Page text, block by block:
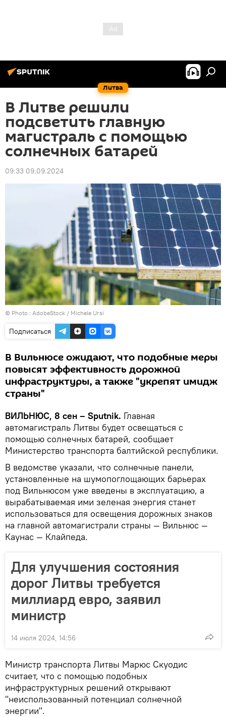
Литва
В Литве решили
подсветить главную
магистраль с помощью
солнечных батарей
09:33 09.09.2024
© Photo : AdobeStock / Michele Ursi
Подписаться
В Вильнюсе ожидают, что подобные меры
повысят эффективность дорожной
инфраструктуры, а также "укрепят имидж
страны"
ВИЛЬНЮС, 8 сен – Sputnik. Главная
автомагистраль Литвы будет освещаться с
помощью солнечных батарей, сообщает
Министерство транспорта балтийской республики.
В ведомстве указали, что солнечные панели,
установленные на шумопоглощающих барьерах
под Вильнюсом уже введены в эксплуатацию, а
вырабатываемая ими зеленая энергия станет
использоваться для освещения дорожных знаков
на главной автомагистрали страны — Вильнюс —
Каунас — Клайпеда.
Для улучшения состояния
дорог Литвы требуется
миллиард евро, заявил
министр
14 июля 2024, 14:56
Министр транспорта Литвы Марюс Скуодис
считает, что с помощью подобных
инфраструктурных решений открывают
"неиспользованный потенциал солнечной
энергии".